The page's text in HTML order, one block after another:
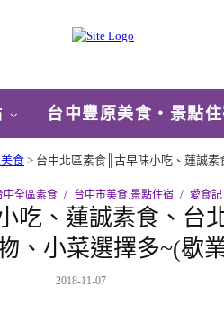
台中豐原美食‧景點住
食 > 台中北區素食║古早味小吃、蓮誠素
中全區素食 台中市美食.景點住宿 愛食記
吃、蓮誠素食、台
、小菜選擇多~(歇
2018-11-07